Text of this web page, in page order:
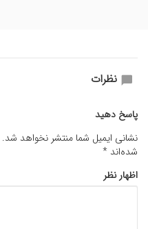
نظرات
پاسخ دهید
نشانی ایمیل شما منتشر نخواهد شد.
شده‌اند *
اظهار نظر